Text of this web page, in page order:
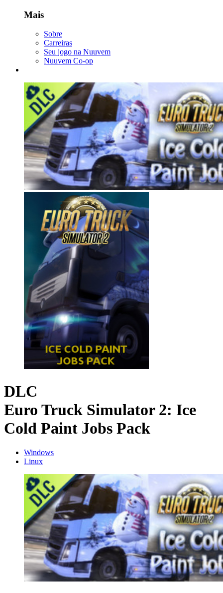
Mais
Sobre
Carreiras
Seu jogo na Nuuvem
Nuuvem Co-op
DLC
Euro Truck Simulator 2: Ice
Cold Paint Jobs Pack
Windows
Linux